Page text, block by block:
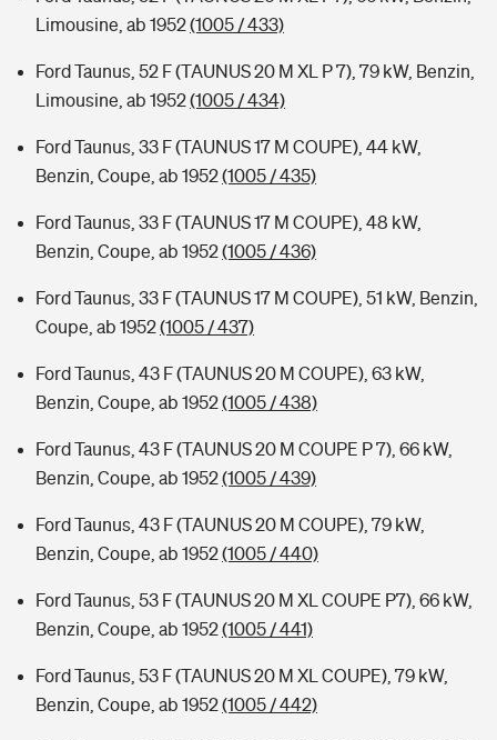
Limousine, ab 1952(1005 / 433)
Ford Taunus, 52 F (TAUNUS 20 M XL P 7), 79 kW, Benzin,
Limousine, ab 1952(1005 / 434)
Ford Taunus, 33 F (TAUNUS 17 M COUPE), 44 kW,
Benzin, Coupe, ab 1952(1005 / 435)
Ford Taunus, 33 F (TAUNUS 17 M COUPE), 48 kW,
Benzin, Coupe, ab 1952(1005 / 436)
Ford Taunus, 33 F (TAUNUS 17 M COUPE), 51 kW, Benzin,
Coupe, ab 1952(1005 / 437)
Ford Taunus, 43 F (TAUNUS 20 M COUPE), 63 kW,
Benzin, Coupe, ab 1952(1005 / 438)
Ford Taunus, 43 F (TAUNUS 20 M COUPE P 7), 66 kW,
Benzin, Coupe, ab 1952(1005 / 439)
Ford Taunus, 43 F (TAUNUS 20 M COUPE), 79 kW,
Benzin, Coupe, ab 1952(1005 / 440)
Ford Taunus, 53 F (TAUNUS 20 M XL COUPE P7), 66 kW,
Benzin, Coupe, ab 1952(1005 / 441)
Ford Taunus, 53 F (TAUNUS 20 M XL COUPE), 79 kW,
Benzin, Coupe, ab 1952(1005 / 442)